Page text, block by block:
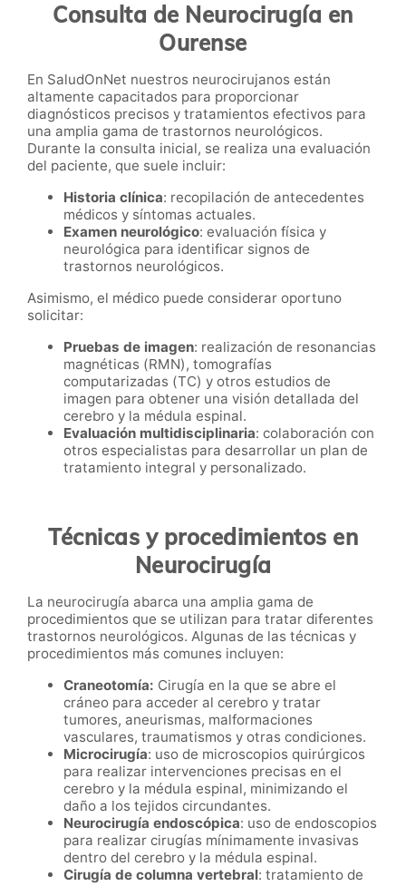
Consulta de Neurocirugía en
Ourense
En SaludOnNet nuestros neurocirujanos están
altamente capacitados para proporcionar
diagnósticos precisos y tratamientos efectivos para
una amplia gama de trastornos neurológicos.
Durante la consulta inicial, se realiza una evaluación
del paciente, que suele incluir:
Historia clínica: recopilación de antecedentes
médicos y síntomas actuales.
Examen neurológico: evaluación física y
neurológica para identificar signos de
trastornos neurológicos.
Asimismo, el médico puede considerar oportuno
solicitar:
Pruebas de imagen: realización de resonancias
magnéticas (RMN), tomografías
computarizadas (TC) y otros estudios de
imagen para obtener una visión detallada del
cerebro y la médula espinal.
Evaluación multidisciplinaria: colaboración con
otros especialistas para desarrollar un plan de
tratamiento integral y personalizado.
Técnicas y procedimientos en
Neurocirugía
La neurocirugía abarca una amplia gama de
procedimientos que se utilizan para tratar diferentes
trastornos neurológicos. Algunas de las técnicas y
procedimientos más comunes incluyen:
Craneotomía: Cirugía en la que se abre el
cráneo para acceder al cerebro y tratar
tumores, aneurismas, malformaciones
vasculares, traumatismos y otras condiciones.
Microcirugía: uso de microscopios quirúrgicos
para realizar intervenciones precisas en el
cerebro y la médula espinal, minimizando el
daño a los tejidos circundantes.
Neurocirugía endoscópica: uso de endoscopios
para realizar cirugías mínimamente invasivas
dentro del cerebro y la médula espinal.
Cirugía de columna vertebral: tratamiento de